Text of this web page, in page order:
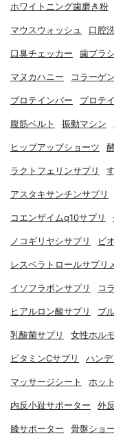
ホワイトニング歯磨き粉
マウスウォッシュ 口腔
口臭チェッカー 歯ブラ
マヌカハニー コラーゲ
プロテインバー プロテ
腹筋ベルト 振動マシン
ヒップアップショーツ
ラクトフェリンサプリ
アスタキサンチンサプリ
コエンザイムq10サプリ
ノコギリヤシサプリ ビ
レスベラトロールサプリ
イソフラボンサプリ コ
ヒアルロン酸サプリ ブ
乳酸菌サプリ 女性ホル
ビタミンCサプリ ハン
マッサージシート ホッ
内反小趾サポーター 外
膝サポーター 骨盤ショ